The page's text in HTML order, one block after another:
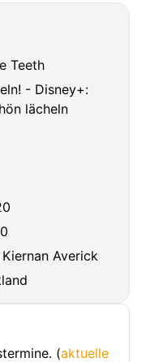
Teeth
- Disney+:
lächeln
Averick
(aktuelle